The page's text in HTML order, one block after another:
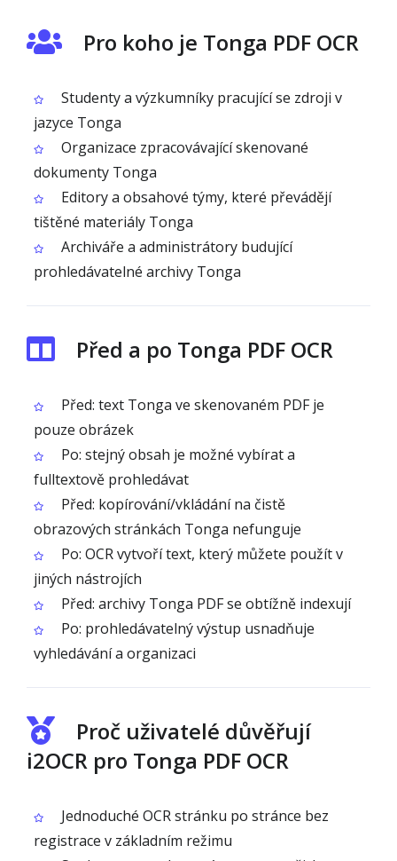
Pro koho je Tonga PDF OCR
Studenty a výzkumníky pracující se zdroji v
jazyce Tonga
Organizace zpracovávající skenované
dokumenty Tonga
Editory a obsahové týmy, které převádějí
tištěné materiály Tonga
Archiváře a administrátory budující
prohledávatelné archivy Tonga
Před a po Tonga PDF OCR
Před: text Tonga ve skenovaném PDF je
pouze obrázek
Po: stejný obsah je možné vybírat a
fulltextově prohledávat
Před: kopírování/vkládání na čistě
obrazových stránkách Tonga nefunguje
Po: OCR vytvoří text, který můžete použít v
jiných nástrojích
Před: archivy Tonga PDF se obtížně indexují
Po: prohledávatelný výstup usnadňuje
vyhledávání a organizaci
Proč uživatelé důvěřují
i2OCR pro Tonga PDF OCR
Jednoduché OCR stránku po stránce bez
registrace v základním režimu